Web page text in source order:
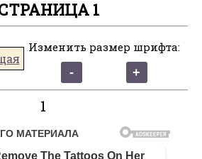
1
Изменить размер шрифта:
1